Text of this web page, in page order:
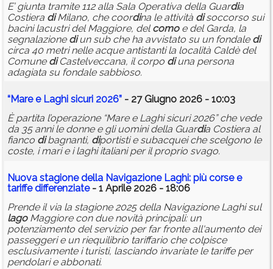
E’ giunta tramite 112 alla Sala Operativa della Guardia
Costiera diMilano, che coordina le attività disoccorso sui
bacini lacustri del Maggiore, delcomoe del Garda, la
segnalazione diun sub che ha avvistato su un fondale di
circa 40 metri nelle acque antistanti la località Caldè del
Comune diCastelveccana, il corpo diuna persona
adagiata su fondale sabbioso.
“Mare e Laghi sicuri 2026” - 27 Giugno 2026 - 10:03
È partita l’operazione “Mare e Laghi sicuri 2026” che vede
da 35 anni le donne e gli uomini della Guardia Costiera al
fianco dibagnanti, diportisti e subacquei che scelgono le
coste, i mari e i laghi italiani per il proprio svago.
Nuova stagione della Navigazione Laghi: più corse e
tariffedifferenziate- 1 Aprile 2026 - 18:06
Prende il via la stagione 2025 della Navigazione Laghi sul
lagoMaggiore con due novità principali: un
potenziamento del servizio per far fronte all'aumento dei
passeggeri e un riequilibrio tariffario che colpisce
esclusivamente i turisti, lasciando invariate le tariffe per
pendolari e abbonati.